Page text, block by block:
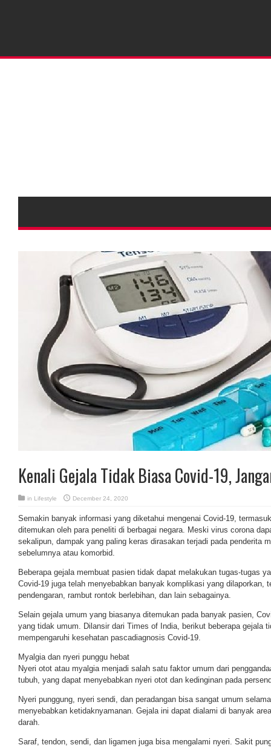
Kenali Gejala Tidak Biasa Covid-19,
in Lifestyle December 24, 2020
Semakin banyak informasi yang diketahui mengenai Covid-19,
ditemukan oleh para peneliti di berbagai negara. Meski virus corona
sekalipun, dampak yang paling keras dirasakan terjadi pada penderita
sebelumnya atau komorbid.
Beberapa gejala membuat pasien tidak dapat melakukan tugas-tugas
Covid-19 juga telah menyebabkan banyak komplikasi yang dilaporkan,
pendengaran, rambut rontok berlebihan, dan lain sebagainya.
Selain gejala umum yang biasanya ditemukan pada banyak pasien,
yang tidak umum. Dilansir dari Times of India, berikut beberapa gejala
mempengaruhi kesehatan pascadiagnosis Covid-19.
Myalgia dan nyeri punggu hebat
Nyeri otot atau myalgia menjadi salah satu faktor umum dari
tubuh, yang dapat menyebabkan nyeri otot dan kedinginan pada
Nyeri punggung, nyeri sendi, dan peradangan bisa sangat umum
menyebabkan ketidaknyamanan. Gejala ini dapat dialami di banyak
darah.
Saraf, tendon, sendi, dan ligamen juga bisa mengalami nyeri. Sakit